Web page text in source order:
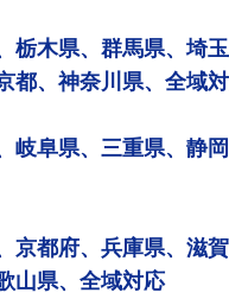
栃木県、群馬県、埼
都、神奈川県、全域
岐阜県、三重県、静
京都府、兵庫県、滋
山県、全域対応